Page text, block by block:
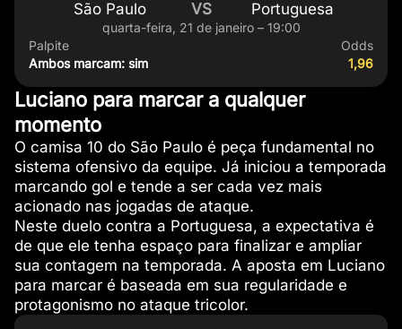
São Paulo VS Portuguesa
quarta-feira, 21 de janeiro – 19:00
Palpite
Ambos marcam: sim
Odds
1,96
Luciano para marcar a qualquer
momento
O camisa 10 do São Paulo é peça fundamental no
sistema ofensivo da equipe. Já iniciou a temporada
marcando gol e tende a ser cada vez mais
acionado nas jogadas de ataque.
Neste duelo contra a Portuguesa, a expectativa é
de que ele tenha espaço para finalizar e ampliar
sua contagem na temporada. A aposta em Luciano
para marcar é baseada em sua regularidade e
protagonismo no ataque tricolor.